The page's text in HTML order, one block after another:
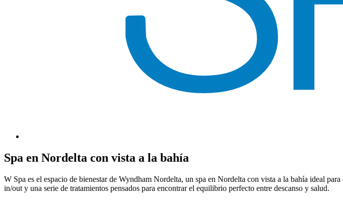
Spa en Nordelta con vista a la bahía
W Spa es el espacio de bienestar de Wyndham Nordelta, un spa en Nordelta con vista a la bahía ideal
in/out y una serie de tratamientos pensados para encontrar el equilibrio perfecto entre descanso y salud.